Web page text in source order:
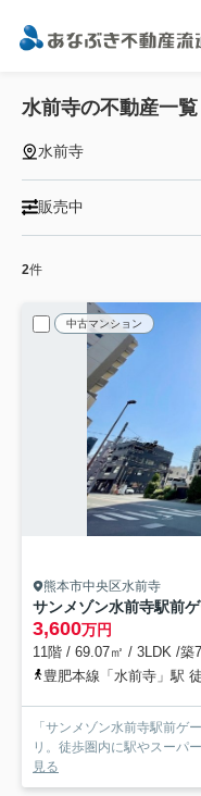
水前寺の不動産一覧
水前寺
販売中
2件
中古マンション
熊本市中央区水前寺
サンメゾン水前寺駅前
3,600万円
11階 / 69.07㎡ / 3LDK /築
豊肥本線「水前寺」駅
「サンメゾン水前寺駅前ゲ
リ。徒歩圏内に駅やスーパ
見る